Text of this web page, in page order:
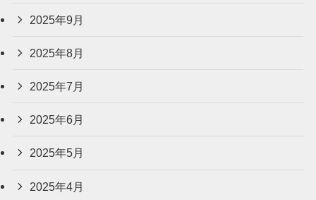
2025年9月
2025年8月
2025年7月
2025年6月
2025年5月
2025年4月